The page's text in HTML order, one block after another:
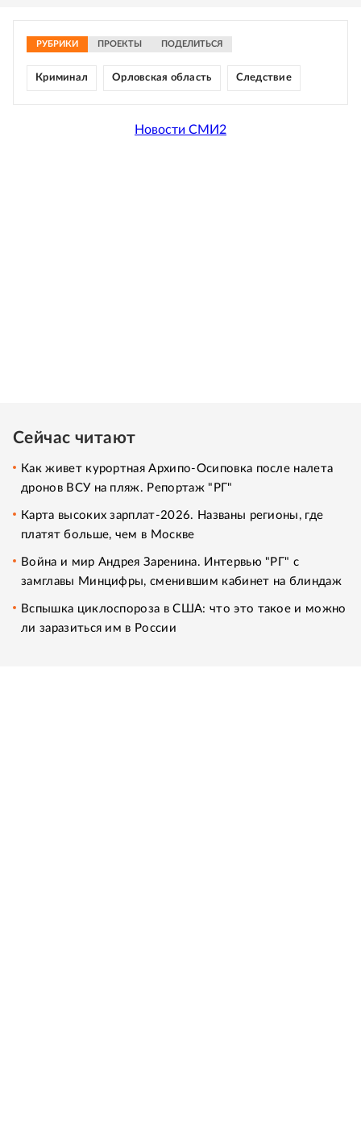
РУБРИКИ ПРОЕКТЫ ПОДЕЛИТЬСЯ
Криминал Орловская область Следствие
Новости СМИ2
Сейчас читают
Как живет курортная Архипо-Осиповка после налета
дронов ВСУ на пляж. Репортаж "РГ"
Карта высоких зарплат-2026. Названы регионы, где
платят больше, чем в Москве
Война и мир Андрея Заренина. Интервью "РГ" с
замглавы Минцифры, сменившим кабинет на блиндаж
Вспышка циклоспороза в США: что это такое и можно
ли заразиться им в России